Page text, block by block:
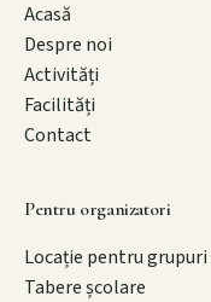
Acasă
Despre noi
Activități
Facilități
Contact
Pentru organizatori
Locație pentru grupuri
Tabere școlare